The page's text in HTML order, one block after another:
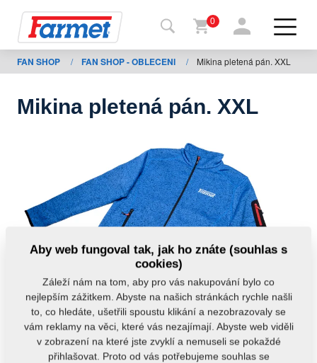
Zpět
na
stroje
stažení
0
FAN SHOP / FAN SHOP - OBLECENI / Mikina pletená pán. XXL
Mikina pletená pán. XXL
Aby web fungoval tak, jak ho znáte (souhlas s
cookies)
Záleží nám na tom, aby pro vás nakupování bylo co
nejlepším zážitkem. Abyste na našich stránkách rychle našli
to, co hledáte, ušetřili spoustu klikání a nezobrazovaly se
vám reklamy na věci, které vás nezajímají. Abyste web viděli
v zobrazení na které jste zvyklí a nemuseli se pokaždé
přihlašovat. Proto od vás potřebujeme souhlas se